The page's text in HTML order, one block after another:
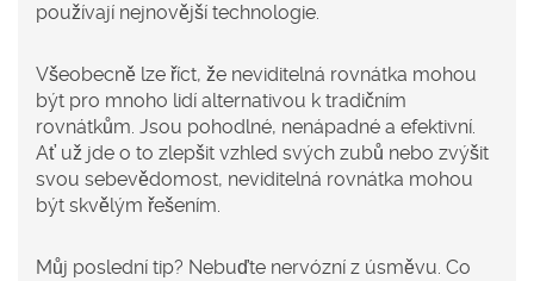
používají nejnovější technologie.
Všeobecně lze říct, že neviditelná rovnátka mohou
být pro mnoho lidí alternativou k tradičním
rovnátkům. Jsou pohodlné, nenápadné a efektivní.
Ať už jde o to zlepšit vzhled svých zubů nebo zvýšit
svou sebevědomost, neviditelná rovnátka mohou
být skvělým řešením.
Můj poslední tip? Nebuďte nervózní z úsměvu. Co